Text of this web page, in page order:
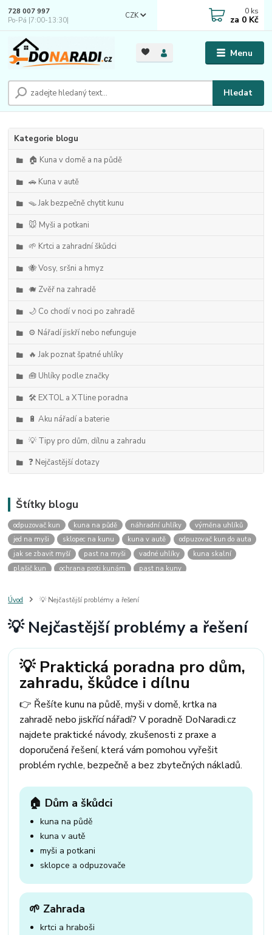
Menu
CZK
Hledat
728 007 997
Po-Pá |7:00-13:30|
0 ks
za 0 Kč
Kategorie blogu
🏠 Kuna v domě a na půdě
🚗 Kuna v autě
🪤 Jak bezpečně chytit kunu
🐭 Myši a potkani
🌱 Krtci a zahradní škůdci
🐝 Vosy, sršni a hmyz
🐗 Zvěř na zahradě
🌙 Co chodí v noci po zahradě
⚙️ Nářadí jiskří nebo nefunguje
🔥 Jak poznat špatné uhlíky
🧰 Uhlíky podle značky
🛠️ EXTOL a XTline poradna
🔋 Aku nářadí a baterie
💡 Tipy pro dům, dílnu a zahradu
❓ Nejčastější dotazy
Štítky blogu
odpuzovač kun kuna na půdě náhradní uhlíky
výměna uhlíků
jed na myši
sklopec na kunu kuna v autě
odpuzovač kun do auta
jak se zbavit myší
past na myši vadné uhlíky
kuna skalní
plašič kun
ochrana proti kunám
past na kuny
past na kunu
myši v domě odpuzovač myší
štěnice
štěnice v hotelu jak se zbavit kuny
kuna ve střeše
mravenci a mšice
uhlíky do nářadí
uhlíky do nařadí
uhlíky do vysavače
uhlíky do pračky uhlíky do
uhlíky parkside
uhlíky ferm uhlíky makita
uhlíkové kartáče
kde sehnat uhlíky
kde koupit uhlíky
Úvod 💡 Nejčastější problémy a řešení
💡 Nejčastější problémy a řešení
💡 Praktická poradna pro dům,
zahradu, škůdce i dílnu
👉 Řešíte kunu na půdě, myši v domě, krtka na
zahradě nebo jiskřící nářadí? V poradně DoNaradi.cz
najdete praktické návody, zkušenosti z praxe a
doporučená řešení, která vám pomohou vyřešit
problém rychle, bezpečně a bez zbytečných nákladů.
🏠 Dům a škůdci
kuna na půdě
kuna v autě
myši a potkani
sklopce a odpuzovače
🌱 Zahrada
krtci a hraboši